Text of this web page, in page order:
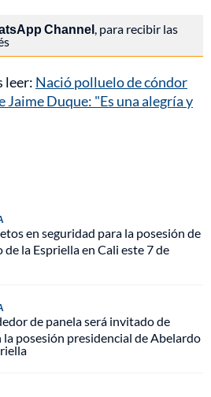
Channel, para recibir las
leer: Nació polluelo de cóndor
Jaime Duque: "Es una alegría y
en seguridad para la posesión de
la Espriella en Cali este 7 de
de panela será invitado de
la posesión presidencial de Abelardo